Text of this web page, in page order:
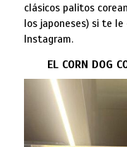
clásicos palitos
los japoneses) si te le
Instagram.
EL CORN DOG